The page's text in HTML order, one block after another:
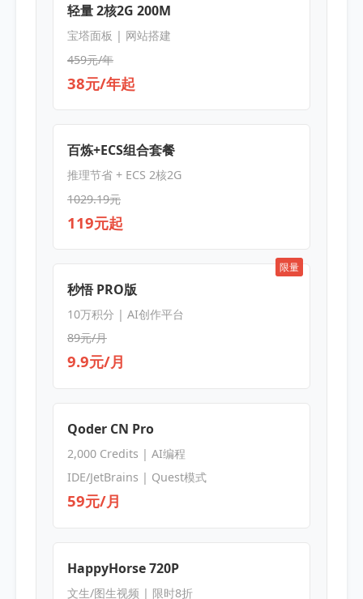
轻量 2核2G 200M
宝塔面板 | 网站搭建
459元/年
38元/年起
百炼+ECS组合套餐
推理节省 + ECS 2核2G
1029.19元
119元起
限量
秒悟 PRO版
10万积分 | AI创作平台
89元/月
9.9元/月
Qoder CN Pro
2,000 Credits | AI编程
IDE/JetBrains | Quest模式
59元/月
HappyHorse 720P
文生/图生视频 | 限时8折